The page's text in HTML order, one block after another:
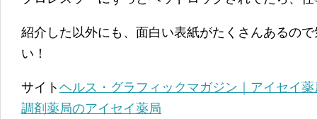
紹介した以外にも、面白い表紙がたくさんあるの
い！
サイト ヘルス・グラフィックマガジン｜アイセイ
調剤薬局のアイセイ薬局